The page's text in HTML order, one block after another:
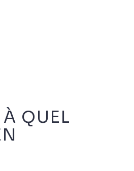
QUEL